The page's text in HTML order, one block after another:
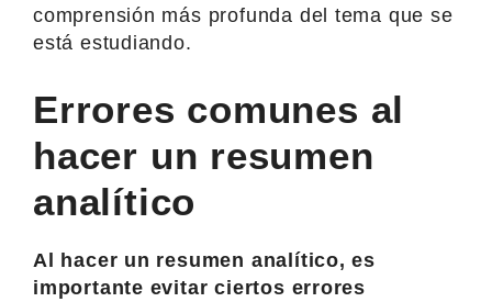
comprensión más profunda del tema que se
está estudiando.
Errores comunes al
hacer un resumen
analítico
Al hacer un resumen analítico, es
importante evitar ciertos errores